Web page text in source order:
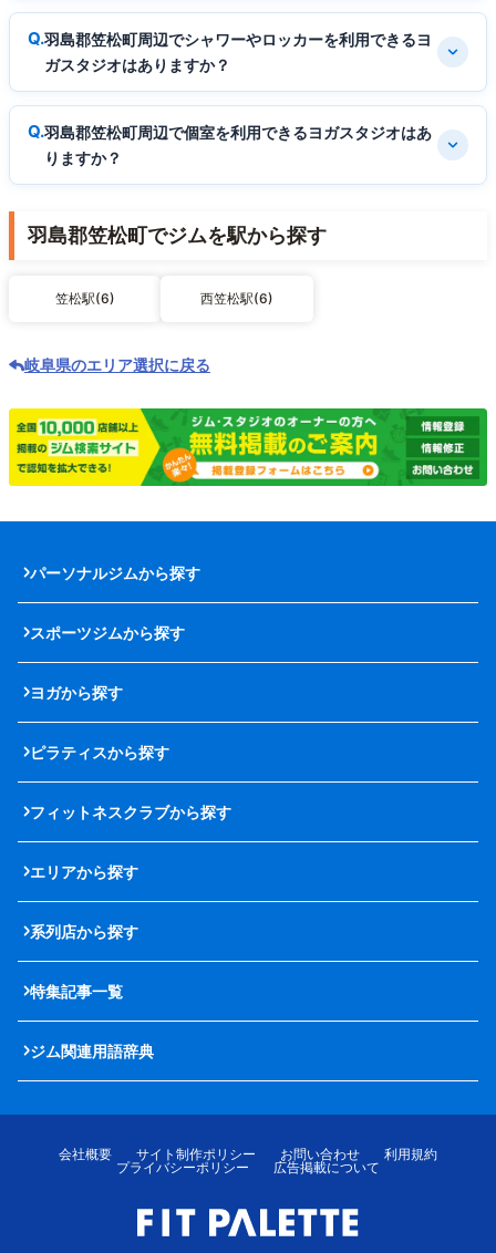
羽島郡笠松町周辺でシャワーやロッカーを利用できるヨ
ガスタジオはありますか？
羽島郡笠松町周辺で個室を利用できるヨガスタジオはあ
りますか？
羽島郡笠松町でジムを駅から探す
笠松駅(6) 西笠松駅(6)
岐阜県のエリア選択に戻る
パーソナルジムから探す
スポーツジムから探す
ヨガから探す
ピラティスから探す
フィットネスクラブから探す
エリアから探す
系列店から探す
特集記事一覧
ジム関連用語辞典
会社概要 サイト制作ポリシー お問い合わせ
利用規約
プライバシーポリシー
広告掲載について